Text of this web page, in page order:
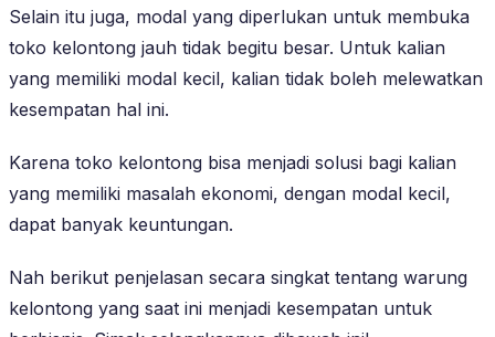
Selain itu juga, modal yang diperlukan untuk membuka
toko kelontong jauh tidak begitu besar. Untuk kalian
yang memiliki modal kecil, kalian tidak boleh melewatkan
kesempatan hal ini.
Karena toko kelontong bisa menjadi solusi bagi kalian
yang memiliki masalah ekonomi, dengan modal kecil,
dapat banyak keuntungan.
Nah berikut penjelasan secara singkat tentang warung
kelontong yang saat ini menjadi kesempatan untuk